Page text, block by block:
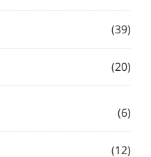
(39)
(20)
(6)
(12)